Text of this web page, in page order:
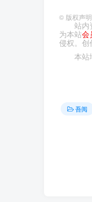
© 版权声明
站内
为本站会
侵权。创
本站
吾阅